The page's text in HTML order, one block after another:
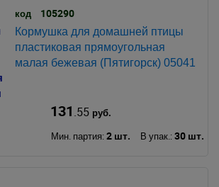
код 105290
Кормушка для домашней птицы
пластиковая прямоугольная
малая бежевая (Пятигорск) 05041
131.55руб.
Мин. партия: 2 шт. В упак.: 30 шт.